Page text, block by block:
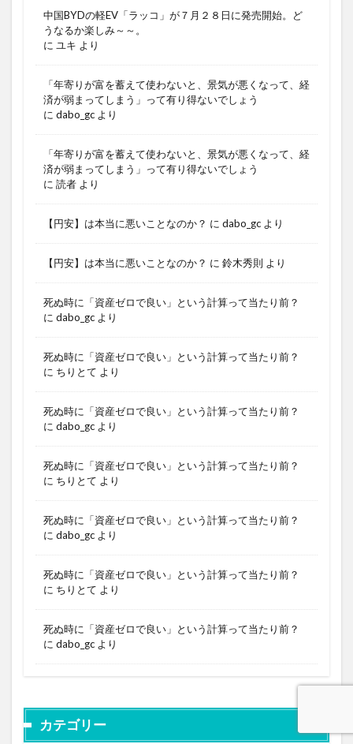
中国BYDの軽EV「ラッコ」が７月２８日に発売開始。ど
うなるか楽しみ～～。
に ユキ より
「年寄りが富を蓄えて使わないと、景気が悪くなって、経
済が弱まってしまう」って有り得ないでしょう
に dabo_gc より
「年寄りが富を蓄えて使わないと、景気が悪くなって、経
済が弱まってしまう」って有り得ないでしょう
に 読者 より
【円安】は本当に悪いことなのか？ に dabo_gc より
【円安】は本当に悪いことなのか？ に 鈴木秀則 より
死ぬ時に「資産ゼロで良い」という計算って当たり前？
に dabo_gc より
死ぬ時に「資産ゼロで良い」という計算って当たり前？
に ちりとて より
死ぬ時に「資産ゼロで良い」という計算って当たり前？
に dabo_gc より
死ぬ時に「資産ゼロで良い」という計算って当たり前？
に ちりとて より
死ぬ時に「資産ゼロで良い」という計算って当たり前？
に dabo_gc より
死ぬ時に「資産ゼロで良い」という計算って当たり前？
に ちりとて より
死ぬ時に「資産ゼロで良い」という計算って当たり前？
に dabo_gc より
カテゴリー